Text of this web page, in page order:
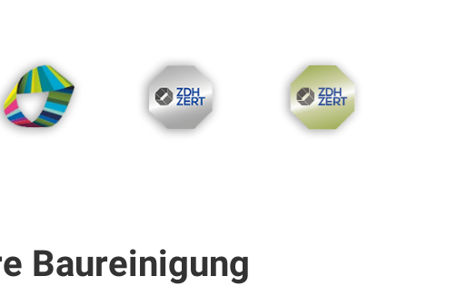
Die
DIN EN ISO 9001 DIN EN ISO 14001
Baureinigung